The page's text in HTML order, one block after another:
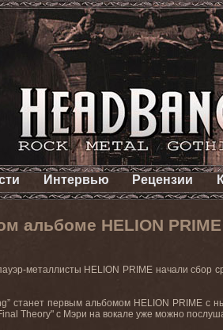
Интервью Рецензии
альбоме HELION PRIME
металлисты HELION PRIME начали сбор
станет первым альбомом HELION PRIME с
Theory" с Мэри на вокале уже можно